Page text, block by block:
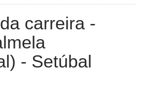
carreira -
- Setúbal